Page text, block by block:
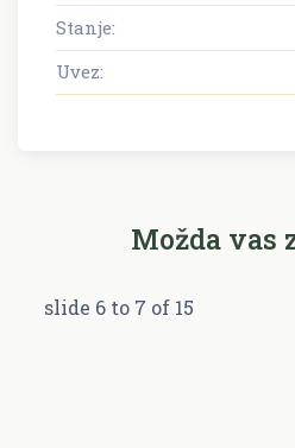
Stanje:
Uvez:
Možda vas
slide 6 to 7 of 15